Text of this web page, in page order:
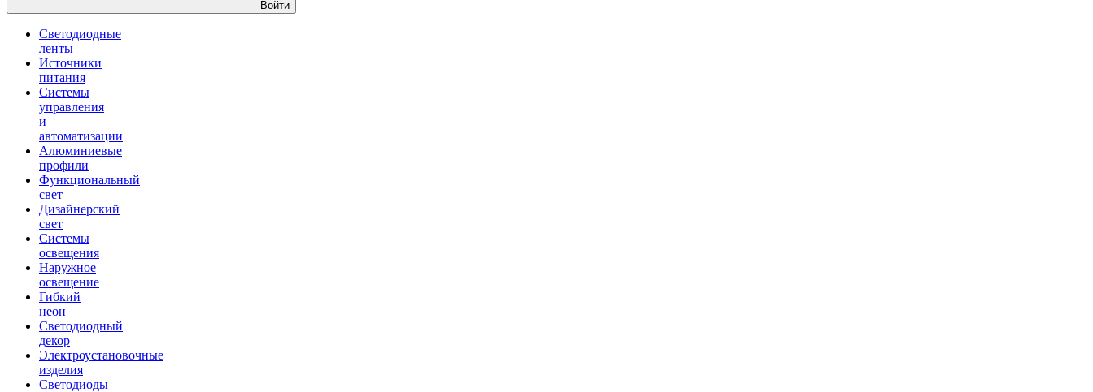
Войти
Светодиодные
ленты
Источники
питания
Системы
управления
и
автоматизации
Алюминиевые
профили
Функциональный
свет
Дизайнерский
свет
Системы
освещения
Наружное
освещение
Гибкий
неон
Светодиодный
декор
Электроустановочные
изделия
Светодиоды